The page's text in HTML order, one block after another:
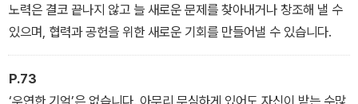
노력은 결코 끝나지 않고 늘 새로운 문제를 찾아내거나 창조해 낼 수
있으며, 협력과 공헌을 위한 새로운 기회를 만들어낼 수 있습니다.
P.73
‘우연한 기억’은 없습니다. 아무리 무심하게 있어도 자신이 받는 수많